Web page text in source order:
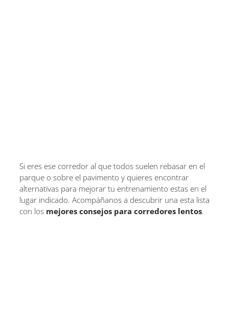
Si eres ese corredor al que todos suelen rebasar en el
parque o sobre el pavimento y quieres encontrar
alternativas para mejorar tu entrenamiento estas en el
lugar indicado. Acompáñanos a descubrir una esta lista
con los mejores consejos para corredores lentos.